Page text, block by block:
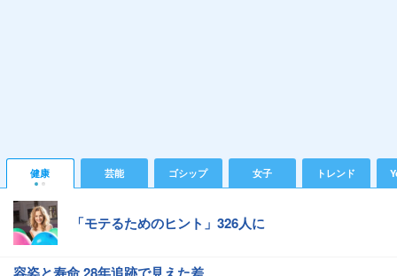
健康 芸能 ゴシップ 女子 トレンド
「モテるためのヒント」326人に